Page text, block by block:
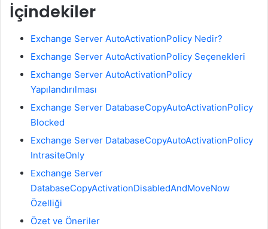
İçindekiler
Exchange Server AutoActivationPolicy Nedir?
Exchange Server AutoActivationPolicy Seçenekleri
Exchange Server AutoActivationPolicy
Yapılandırılması
Exchange Server DatabaseCopyAutoActivationPolicy
Blocked
Exchange Server DatabaseCopyAutoActivationPolicy
IntrasiteOnly
Exchange Server
DatabaseCopyActivationDisabledAndMoveNow
Özelliği
Özet ve Öneriler